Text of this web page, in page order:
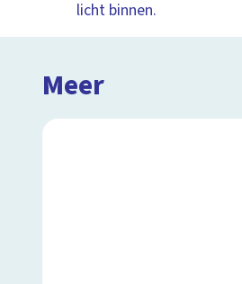
licht binnen.
Meer